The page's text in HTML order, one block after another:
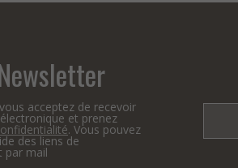
acceptez de recevoir
et prenez
. Vous pouvez
des liens de
par mail